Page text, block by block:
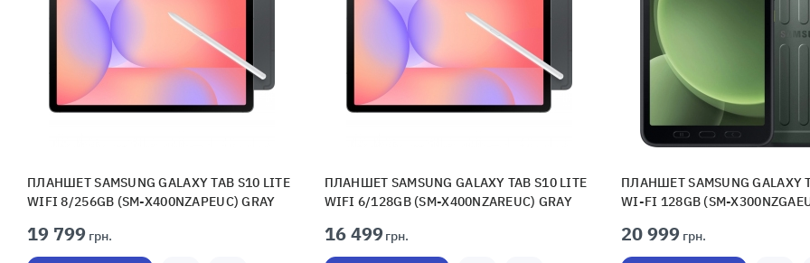
ПЛАНШЕТ SAMSUNG GALAXY TAB S10 LITE
WIFI 8/256GB (SM-X400NZAPEUC) GRAY
19 799 грн.
ПЛАНШЕТ SAMSUNG GALAXY TAB S10 LITE
WIFI 6/128GB (SM-X400NZAREUC) GRAY
16 499грн.
ПЛАНШЕТ SAMSUNG GALAXY
WI-FI 128GB (SM-
20 999 грн.